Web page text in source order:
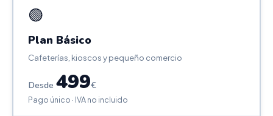
🟢
Plan Básico
Cafeterías, kioscos y pequeño comercio
Desde 499€
Pago único · IVA no incluido